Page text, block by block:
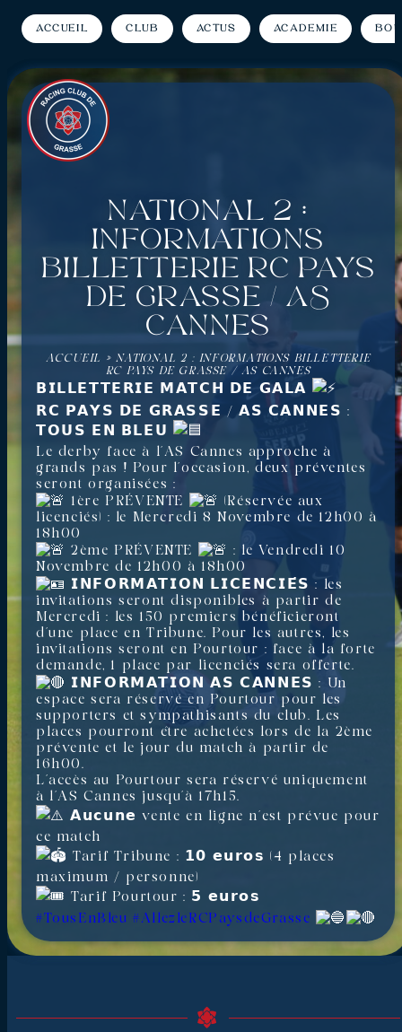
Accueil Club Actus Académie
National 2 :
Informations
Billetterie RC Pays
de Grasse / AS
Cannes
ACCUEIL » NATIONAL 2 : INFORMATIONS BILLETTERIE
RC PAYS DE GRASSE / AS CANNES
𝗕𝗜𝗟𝗟𝗘𝗧𝗧𝗘𝗥𝗜𝗘 𝗠𝗔𝗧𝗖𝗛 𝗗𝗘 𝗚𝗔𝗟𝗔
𝗥𝗖 𝗣𝗔𝗬𝗦 𝗗𝗘 𝗚𝗥𝗔𝗦𝗦𝗘 / 𝗔𝗦 𝗖𝗔𝗡𝗡𝗘𝗦 :
𝗧𝗢𝗨𝗦 𝗘𝗡 𝗕𝗟𝗘𝗨
Le derby face à l’AS Cannes approche à
grands pas ! Pour l’occasion, deux préventes
seront organisées :
1ère PRÉVENTE
(Réservée aux
licenciés) : le Mercredi 8 Novembre de 12h00 à
18h00
2ème PRÉVENTE
: le Vendredi 10
Novembre de 12h00 à 18h00
𝗜𝗡𝗙𝗢𝗥𝗠𝗔𝗧𝗜𝗢𝗡 𝗟𝗜𝗖𝗘𝗡𝗖𝗜𝗘́𝗦 : les
invitations seront disponibles à partir de
Mercredi : les 150 premiers bénéficieront
d’une place en Tribune. Pour les autres, les
invitations seront en Pourtour : face à la forte
demande, 1 place par licenciés sera offerte.
𝗜𝗡𝗙𝗢𝗥𝗠𝗔𝗧𝗜𝗢𝗡 𝗔𝗦 𝗖𝗔𝗡𝗡𝗘𝗦 : Un
espace sera réservé en Pourtour pour les
supporters et sympathisants du club. Les
places pourront être achetées lors de la 2ème
prévente et le jour du match à partir de
16h00.
L’accès au Pourtour sera réservé uniquement
à l’AS Cannes jusqu’à 17h15.
𝗔𝘂𝗰𝘂𝗻𝗲 vente en ligne n’est prévue pour
ce match
Tarif Tribune : 𝟭𝟬 𝗲𝘂𝗿𝗼𝘀 (4 places
maximum / personne)
Tarif Pourtour : 𝟱 𝗲𝘂𝗿𝗼𝘀
#TousEnBleu #AllezleRCPaysdeGrasse